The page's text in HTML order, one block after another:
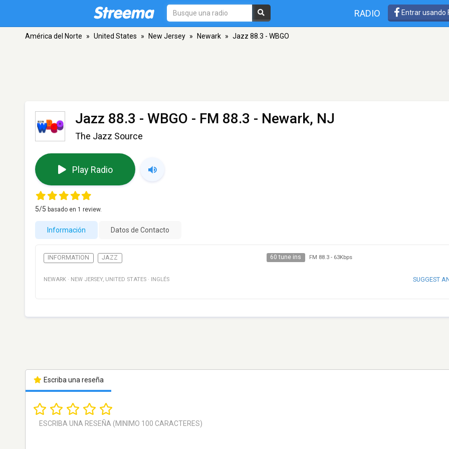
RADIO Entrar usando
América del Norte » United States » New Jersey » Newark » Jazz 88.3 - WBGO
Jazz 88.3 - WBGO - FM 88.3 - Newark, NJ
The Jazz Source
Play Radio
5/5 basado en 1 review.
Información Datos de Contacto
INFORMATION JAZZ 60 tune ins FM 88.3- 63Kbps
NEWARK · NEW JERSEY, UNITED STATES · INGLÉS SUGGEST
Escriba una reseña